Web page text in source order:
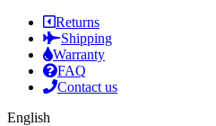
Returns
Shipping
Warranty
FAQ
Contact us
English